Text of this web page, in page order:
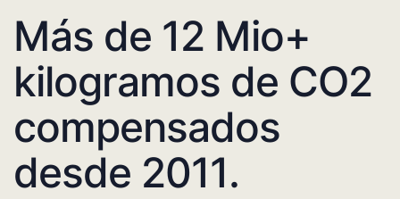
Más de 12 Mio+
kilogramos de CO2
compensados
desde 2011.